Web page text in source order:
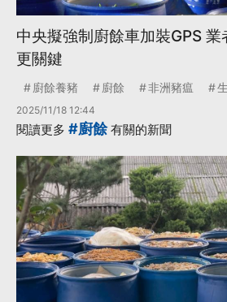
中央擬強制廚餘車加裝GPS
更關鍵
廚餘養豬 廚餘 非洲豬瘟
2025/11/18 12:44
閱讀更多 #廚餘有關的新聞